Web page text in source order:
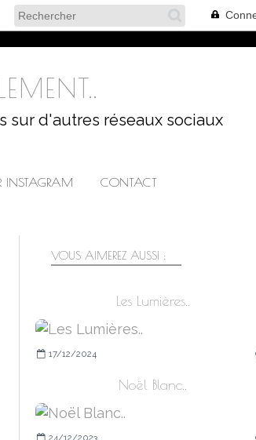
sur d'autres réseaux sociaux
INSTAGRAM CONTACT
VOUS AIMEREZ AUSSI :
Les Lumières..
17/12/2024
Noël Blanc..
24/12/2023